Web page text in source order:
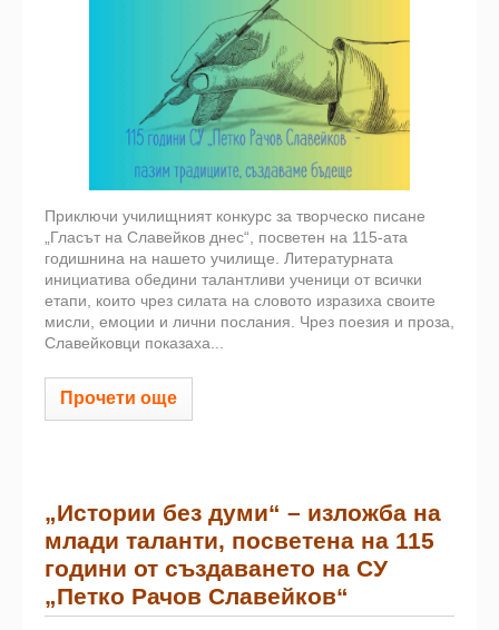
Приключи училищният конкурс за творческо писане
„Гласът на Славейков днес“, посветен на 115-ата
годишнина на нашето училище. Литературната
инициатива обедини талантливи ученици от всички
етапи, които чрез силата на словото изразиха своите
мисли, емоции и лични послания. Чрез поезия и проза,
Славейковци показаха...
Прочети още
„Истории без думи“ – изложба на
млади таланти, посветена на 115
години от създаването на СУ
„Петко Рачов Славейков“